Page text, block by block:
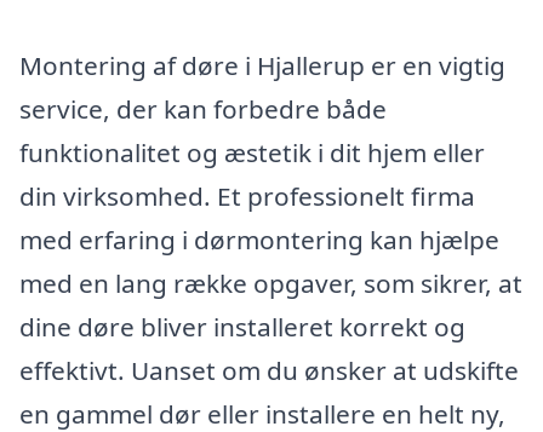
Montering af døre i Hjallerup er en vigtig
service, der kan forbedre både
funktionalitet og æstetik i dit hjem eller
din virksomhed. Et professionelt firma
med erfaring i dørmontering kan hjælpe
med en lang række opgaver, som sikrer, at
dine døre bliver installeret korrekt og
effektivt. Uanset om du ønsker at udskifte
en gammel dør eller installere en helt ny,